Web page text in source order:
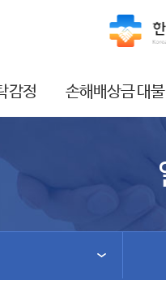
감정 손해배상금 대불